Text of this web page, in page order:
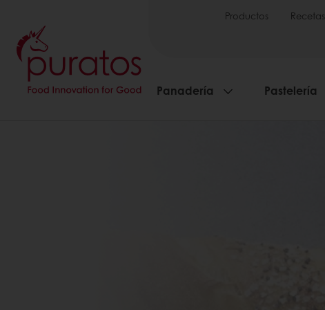
Productos Recetas
Panadería Pastelería